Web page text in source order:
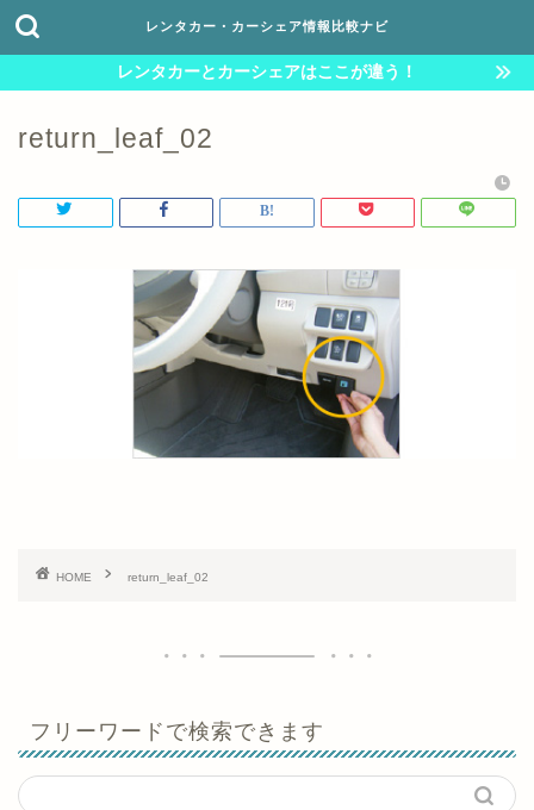
レンタカー・カーシェア情報比較ナビ
レンタカーとカーシェアはここが違う！
return_leaf_02
HOME return_leaf_02
フリーワードで検索できます